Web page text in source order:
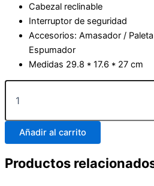
Cabezal reclinable
Interruptor de seguridad
Accesorios: Amasador /
Espumador
Medidas 29.8 * 17.6 * 27 cm
Añadir al carrito
Productos